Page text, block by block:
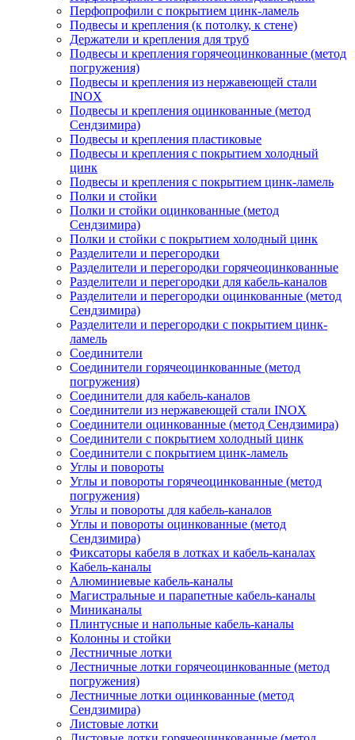
Перфопрофили с покрытием цинк-ламель
Подвесы и крепления (к потолку, к стене)
Держатели и крепления для труб
Подвесы и крепления горячеоцинкованные (метод
погружения)
Подвесы и крепления из нержавеющей стали
INOX
Подвесы и крепления оцинкованные (метод
Сендзимира)
Подвесы и крепления пластиковые
Подвесы и крепления с покрытием холодный
цинк
Подвесы и крепления с покрытием цинк-ламель
Полки и стойки
Полки и стойки оцинкованные (метод
Сендзимира)
Полки и стойки с покрытием холодный цинк
Разделители и перегородки
Разделители и перегородки горячеоцинкованные
Разделители и перегородки для кабель-каналов
Разделители и перегородки оцинкованные (метод
Сендзимира)
Разделители и перегородки с покрытием цинк-
ламель
Соединители
Соединители горячеоцинкованные (метод
погружения)
Соединители для кабель-каналов
Соединители из нержавеющей стали INOX
Соединители оцинкованные (метод Сендзимира)
Соединители с покрытием холодный цинк
Соединители с покрытием цинк-ламель
Углы и повороты
Углы и повороты горячеоцинкованные (метод
погружения)
Углы и повороты для кабель-каналов
Углы и повороты оцинкованные (метод
Сендзимира)
Фиксаторы кабеля в лотках и кабель-каналах
Кабель-каналы
Алюминиевые кабель-каналы
Магистральные и парапетные кабель-каналы
Миниканалы
Плинтусные и напольные кабель-каналы
Колонны и стойки
Лестничные лотки
Лестничные лотки горячеоцинкованные (метод
погружения)
Лестничные лотки оцинкованные (метод
Сендзимира)
Листовые лотки